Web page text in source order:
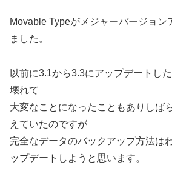
Movable Typeがメジャーバージョン
ました。
以前に3.1から3.3にアップデートし
壊れて
大変なことになったこともありしば
えていたのですが
完全なデータのバックアップ方法は
ップデートしようと思います。